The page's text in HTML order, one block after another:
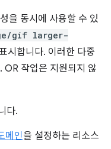
을 동시에 사용할 수 있
gif larger-
시합니다. 이러한 다중
OR 작업은 지원되지 않
다.
메인을 설정하는 리소스